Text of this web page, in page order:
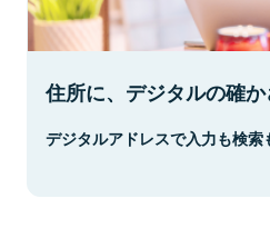
住所に、デジタルの確か
デジタルアドレスで入力も検索